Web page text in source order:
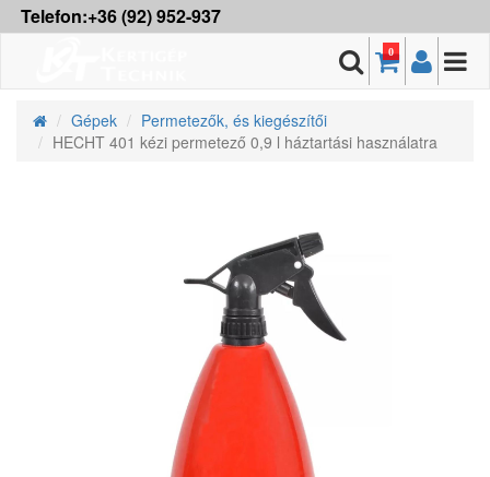
Telefon:+36 (92) 952-937
0
Gépek
Permetezők, és kiegészítői
HECHT 401 kézi permetező 0,9 l háztartási használatra